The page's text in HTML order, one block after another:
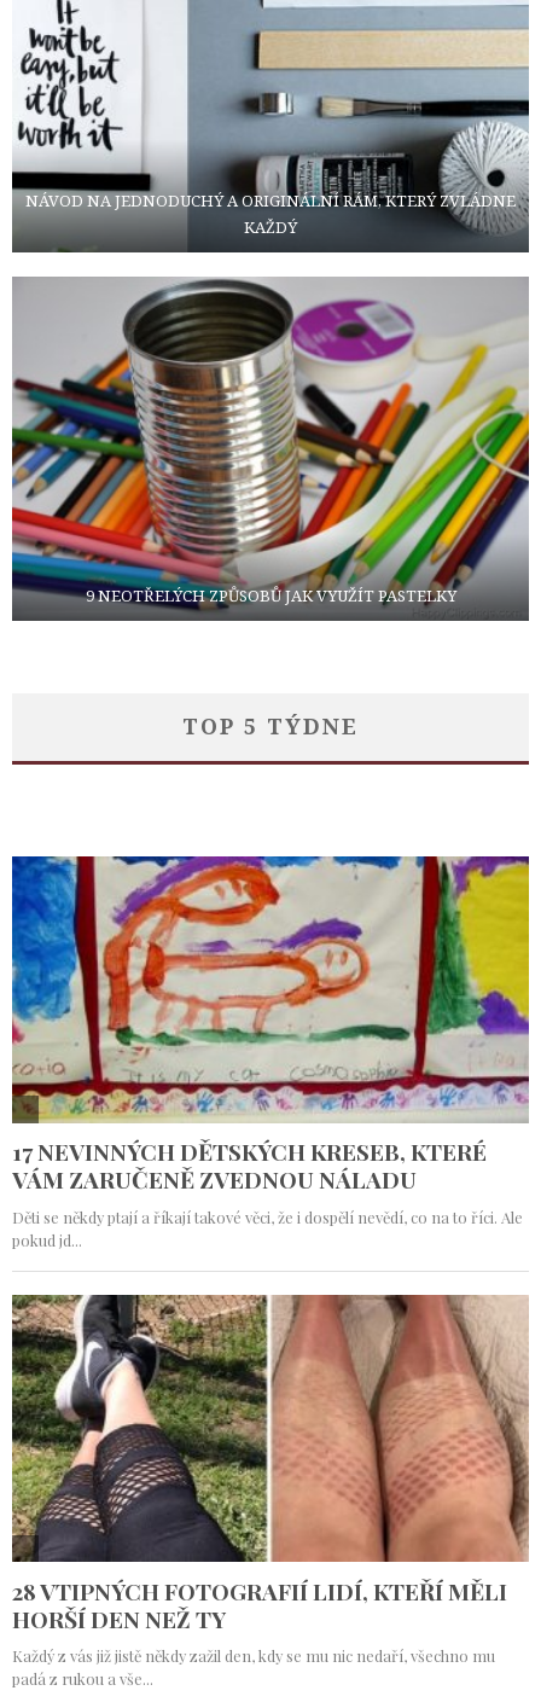
NÁVOD NA JEDNODUCHÝ A ORIGINÁLNÍ RÁM, KTERÝ ZVLÁDNE
KAŽDÝ
9 NEOTŘELÝCH ZPŮSOBŮ JAK VYUŽÍT PASTELKY
TOP 5 TÝDNE